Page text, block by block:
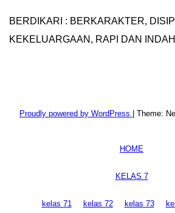
BERDIKARI : BERKARAKTER,
KEKELUARGAAN, RAPI DAN
Proudly powered by WordPress Theme:
HOME
KELAS 7
kelas 71 kelas 72 kelas 73